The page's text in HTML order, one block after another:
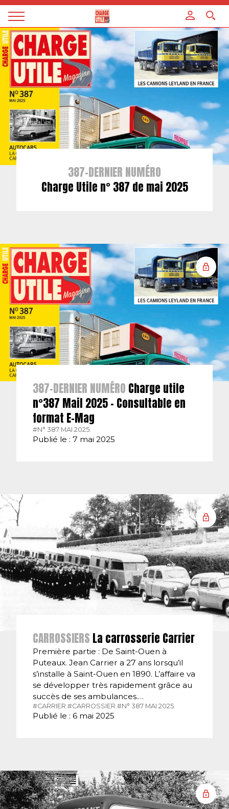
Magazine
Charge
utile
387-DERNIER NUMÉRO
Charge Utile n° 387 de mai 2025
387-DERNIER NUMÉRO Charge utile
n°387 Mail 2025 – Consultable en
format E-Mag
#N° 387 MAI 2025.
Publié le : 7 mai 2025
CARROSSIERS La carrosserie Carrier
Première partie : De Saint-Ouen à
Puteaux. Jean Carrier a 27 ans lorsqu’il
s’installe à Saint-Ouen en 1890. L’affaire va
se développer très rapidement grâce au
succès de ses ambulances.…
#CARRIER.#CARROSSIER.#N° 387 MAI 2025.
Publié le : 6 mai 2025
Panneau de gestion des cookies